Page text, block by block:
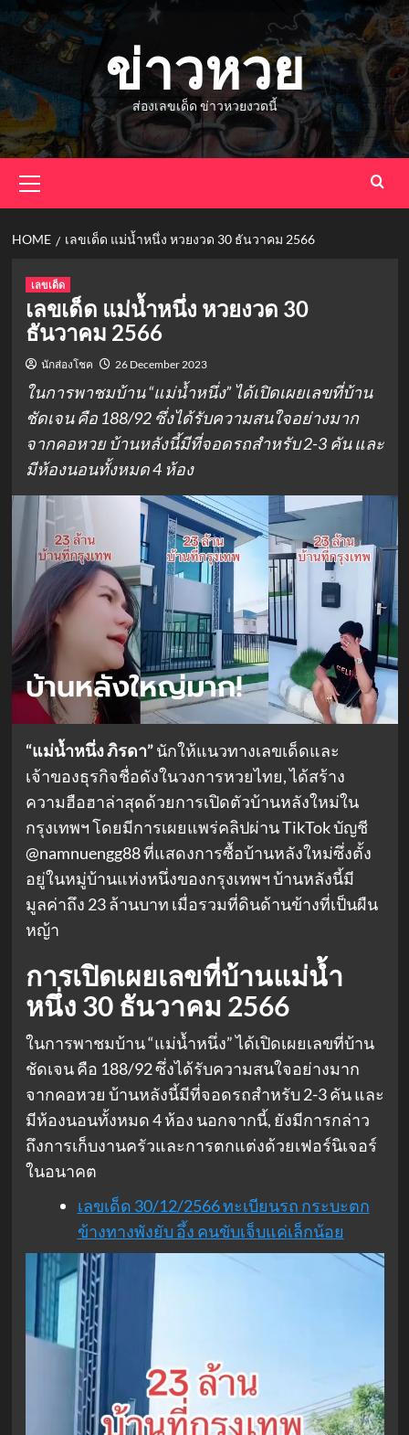
Skip
ข่าวหวย
ส่องเลขเด็ด ข่าวหวยงวดนี้
Menu
HOME เลขเด็ด แม่น้ำหนึ่ง หวยงวด 30 ธันวาคม 2566
เลขเด็ด
เลขเด็ด แม่น้ำหนึ่ง หวยงวด 30
ธันวาคม 2566
นักส่องโชค 26 December 2023
ในการพาชมบ้าน “แม่น้ำหนึ่ง” ได้เปิดเผยเลขที่บ้าน
ชัดเจน คือ 188/92 ซึ่งได้รับความสนใจอย่างมาก
จากคอหวย บ้านหลังนี้มีที่จอดรถสำหรับ 2-3 คัน และ
มีห้องนอนทั้งหมด 4 ห้อง
“แม่น้ำหนึ่ง ภิรดา”นักให้แนวทางเลขเด็ดและ
เจ้าของธุรกิจชื่อดังในวงการหวยไทย, ได้สร้าง
ความฮือฮาล่าสุดด้วยการเปิดตัวบ้านหลังใหม่ใน
กรุงเทพฯ โดยมีการเผยแพร่คลิปผ่าน TikTok บัญชี
@namnuengg88 ที่แสดงการซื้อบ้านหลังใหม่ซึ่งตั้ง
อยู่ในหมู่บ้านแห่งหนึ่งของกรุงเทพฯ บ้านหลังนี้มี
มูลค่าถึง 23 ล้านบาท เมื่อรวมที่ดินด้านข้างที่เป็นผืน
หญ้า
การเปิดเผยเลขที่บ้านแม่น้ำ
หนึ่ง 30 ธันวาคม 2566
ในการพาชมบ้าน “แม่น้ำหนึ่ง” ได้เปิดเผยเลขที่บ้าน
ชัดเจน คือ 188/92 ซึ่งได้รับความสนใจอย่างมาก
จากคอหวย บ้านหลังนี้มีที่จอดรถสำหรับ 2-3 คัน และ
มีห้องนอนทั้งหมด 4 ห้อง นอกจากนี้, ยังมีการกล่าว
ถึงการเก็บงานครัวและการตกแต่งด้วยเฟอร์นิเจอร์
ในอนาคต
เลขเด็ด 30/12/2566 ทะเบียนรถ กระบะตก
ข้างทางพังยับ อึ้ง คนขับเจ็บแค่เล็กน้อย